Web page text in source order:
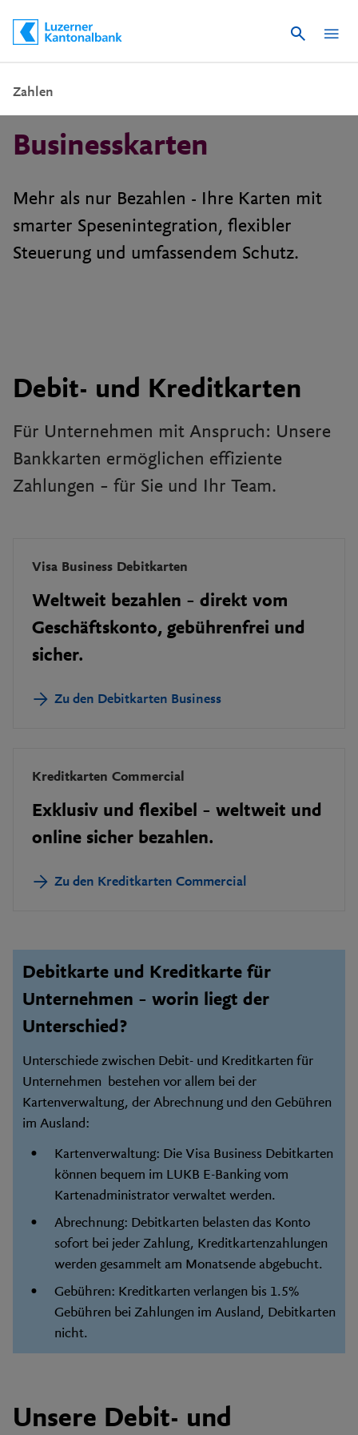
Suche
Zahlen
Businesskarten
Mehr als nur Bezahlen - Ihre Karten mit
smarter Spesenintegration, flexibler
Steuerung und umfassendem Schutz.
Debit- und Kreditkarten
Für Unternehmen mit Anspruch: Unsere
Bankkarten ermöglichen effiziente
Zahlungen – für Sie und Ihr Team.
Visa Business Debitkarten
Weltweit bezahlen – direkt vom
Geschäftskonto, gebührenfrei und
sicher.
Zu den Debitkarten Business
Kreditkarten Commercial
Exklusiv und flexibel – weltweit und
online sicher bezahlen.
Zu den Kreditkarten Commercial
Debitkarte und Kreditkarte für
Unternehmen – worin liegt der
Unterschied?
Unterschiede zwischen Debit- und Kreditkarten für
Unternehmen bestehen vor allem bei der
Kartenverwaltung, der Abrechnung und den Gebühren
im Ausland:
Kartenverwaltung: Die Visa Business Debitkarten
können bequem im LUKB E-Banking vom
Kartenadministrator verwaltet werden.
Abrechnung: Debitkarten belasten das Konto
sofort bei jeder Zahlung, Kreditkartenzahlungen
werden gesammelt am Monatsende abgebucht.
Gebühren: Kreditkarten verlangen bis 1.5%
Gebühren bei Zahlungen im Ausland, Debitkarten
nicht.
Unsere Debit- und